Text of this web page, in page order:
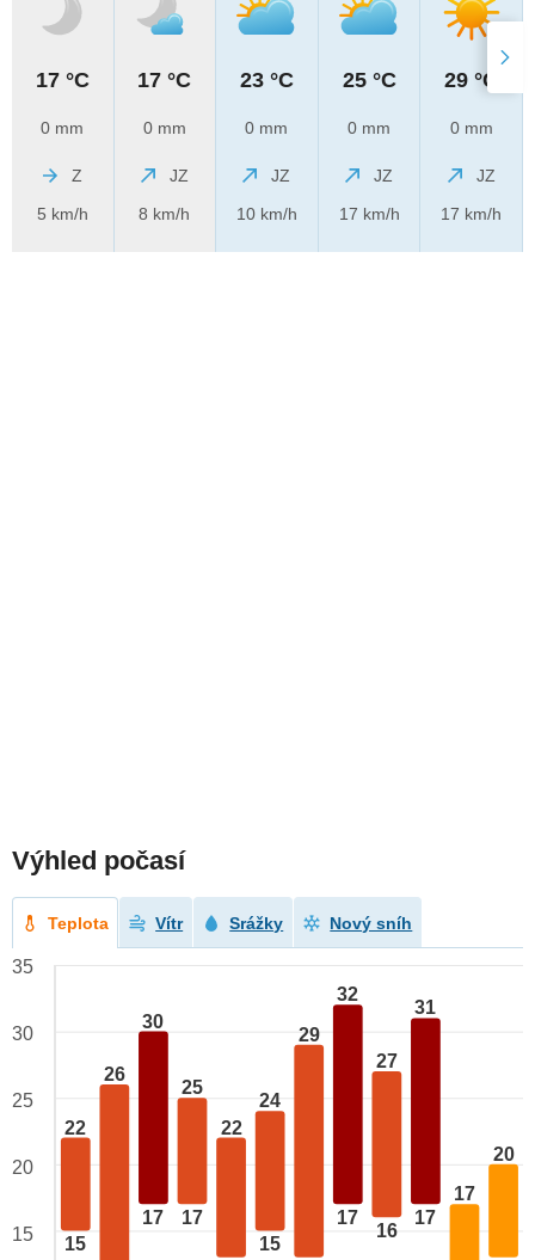
17 °C
0 mm
Z
5 km/h
17 °C
0 mm
JZ
8 km/h
23 °C
0 mm
JZ
10 km/h
25 °C
0 mm
JZ
17 km/h
29 °C
0 mm
JZ
17 km/h
Výhled počasí
Teplota Vítr Srážky Nový sníh
22
15
26
30
17
25
17
22
24
15
29
32
17
27
16
31
17
17
20
35
30
25
20
15